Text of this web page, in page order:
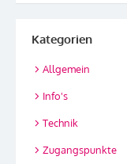
Kategorien
Allgemein
Info's
Technik
Zugangspunkte